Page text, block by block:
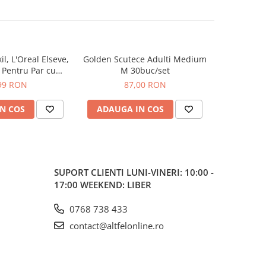
L'Oreal Elseve,
Par cu
100 ml
RON
COS
Golden Scutece Adulti Medium
M 30buc/set
87,00 RON
ADAUGA IN COS
SUPORT CLIENTI LUNI-VINERI: 10:00 -
17:00 WEEKEND: LIBER
0768 738 433
contact@altfelonline.ro